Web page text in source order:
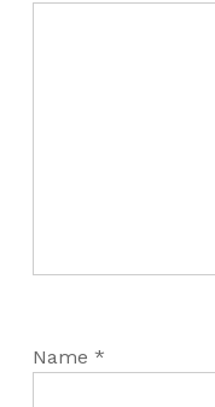
Name *